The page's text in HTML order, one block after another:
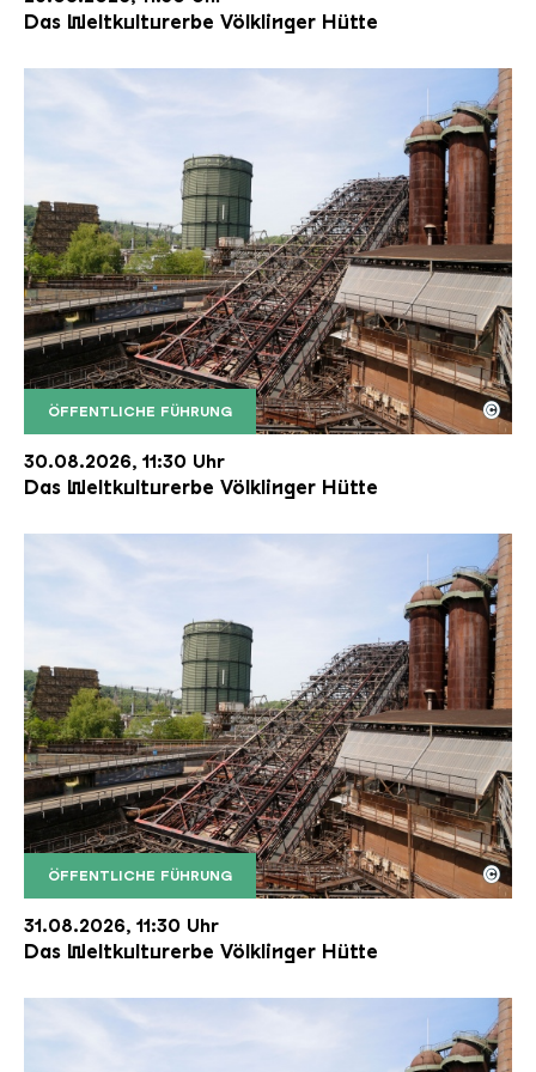
Das Weltkulturerbe Völklinger Hütte
ÖFFENTLICHE FÜHRUNG
Der Erzschrägaufzug der Völklinger Hütte mit
Copyright: Weltkulturerbe Völklinger Hütte | Karl
©
30.08.2026, 11:30 Uhr
Das Weltkulturerbe Völklinger Hütte
ÖFFENTLICHE FÜHRUNG
Der Erzschrägaufzug der Völklinger Hütte mit
Copyright: Weltkulturerbe Völklinger Hütte | Karl
©
31.08.2026, 11:30 Uhr
Das Weltkulturerbe Völklinger Hütte